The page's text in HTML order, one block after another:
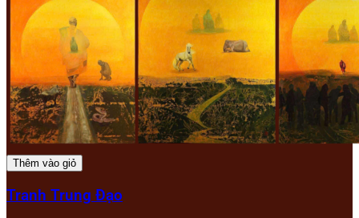
Thêm vào giỏ
Tranh Trung Đạo